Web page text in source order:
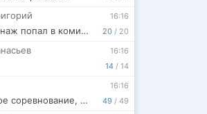
20/ 20
16:16
Мой персонаж попал в комикс!
14/ 14
16:16
49 / 49
16:16
Поэтическое соревнование, рецензии, сказка